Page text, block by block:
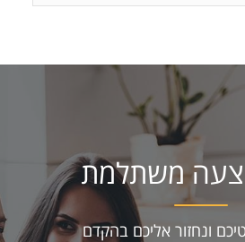
משתלמת
ונחזור אליכם בהקדם